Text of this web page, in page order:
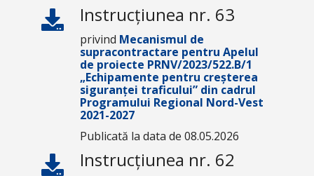
Instrucțiunea nr. 63
privind Mecanismul de
supracontractare pentru Apelul
de proiecte PRNV/2023/522.B/1
„Echipamente pentru creșterea
siguranței traficului” din cadrul
Programului Regional Nord-Vest
2021-2027
Publicată la data de 08.05.2026
Instrucțiunea nr. 62